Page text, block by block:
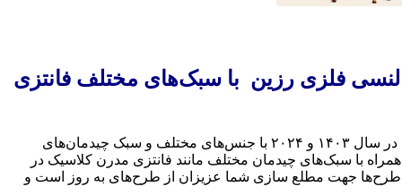
آینه‌ای النسی فلزی رزین با سبک‌های مختلف فانتزی
اگر برای منزل خود قصد خرید ساعت دیواری را دارید در اینجا ما برای شما عزیزان مدل‌های مختلف که ترند شده در سال ۱۴۰۳ و ۲۰۲۴ با جنس‌های مختلف و سبک چیدمان‌های
با سبک‌های چیدمان مختلف مانند فانتزی مدرن کلاسیک در
این طرح‌ها جهت مطلع سازی شما عزیزان از طرح‌های به روز است و